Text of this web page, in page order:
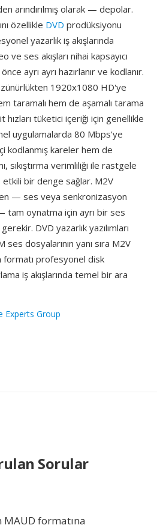
arındırılmış olarak — depolar.
özellikle DVD prodüksiyonu
yazarlık iş akışlarında
ve ses akışları nihai kapsayıcı
ayrı ayrı hazırlanır ve kodlanır.
1920x1080 HD'ye
taramalı hem de aşamalı tarama
hızları tüketici içeriği için genellikle
uygulamalarda 80 Mbps'ye
kodlanmış kareler hem de
sıkıştırma verimliliği ile rastgele
bir denge sağlar. M2V
— ses veya senkronizasyon
tam oynatma için ayrı bir ses
DVD yazarlık yazılımları
dosyalarının yanı sıra M2V
profesyonel disk
iş akışlarında temel bir ara
Experts Group
Sorular
MAUD formatına